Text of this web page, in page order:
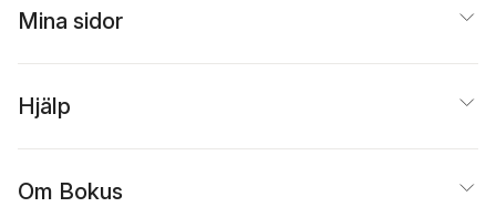
Mina sidor
Hjälp
Om Bokus